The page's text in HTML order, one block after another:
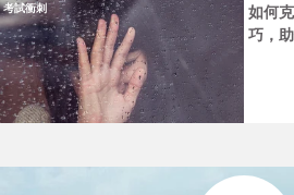
考試衝刺
如何
巧，